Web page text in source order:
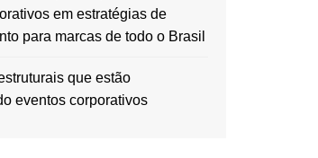
em estratégias de
para marcas de todo o Brasil
que estão
eventos corporativos